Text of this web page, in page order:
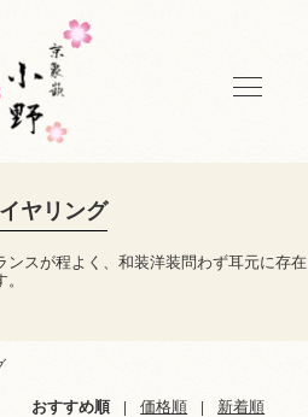
ヤリング
ンスが程よく、和装洋装問わず耳元に存在
おすすめ順 | 価格順 | 新着順